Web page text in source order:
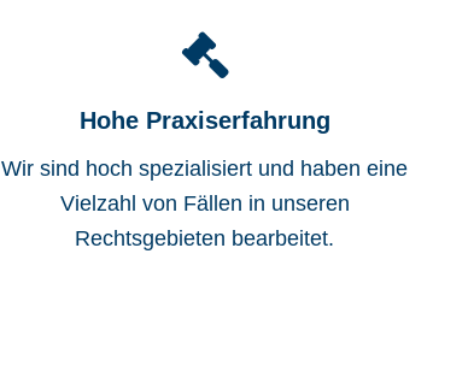
Hohe Praxiserfahrung
Wir sind hoch spezialisiert und haben eine
Vielzahl von Fällen in unseren
Rechtsgebieten bearbeitet.